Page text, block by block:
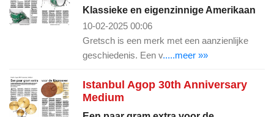
Klassieke en eigenzinnige Amerikaan
10-02-2025 00:06
Gretsch is een merk met een aanzienlijke
geschiedenis. Een v.....meer »»
Istanbul Agop 30th Anniversary
Medium